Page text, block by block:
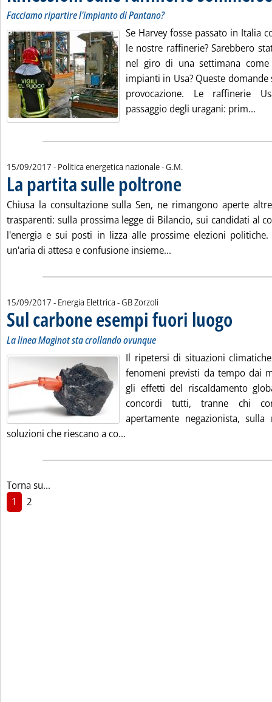
Facciamo ripartire l'impianto di Pantano?
Se Harvey fosse passato in Italia
le nostre raffinerie? Sarebbero
nel giro di una settimana
impianti in Usa? Queste
provocazione. Le raffinerie
passaggio degli uragani: prim...
15/09/2017 - Politica energetica nazionale -di:
G.M.
La partita sulle poltrone
Chiusa la consultazione sulla Sen, ne rimangono aperte
trasparenti: sulla prossima legge di Bilancio, sui candidati al
l'energia e sui posti in lizza alle prossime elezioni
un'aria di attesa e confusione insieme...
15/09/2017 - Energia Elettrica -di:
GB Zorzoli
Sul carbone esempi fuori luogo
La linea Maginot sta crollando ovunque
Il ripetersi di situazioni
fenomeni previsti da tempo dai
gli effetti del riscaldamento
concordi tutti, tranne chi
apertamente negazionista, sulla
soluzioni che riescano a co...
Torna su...
1
2